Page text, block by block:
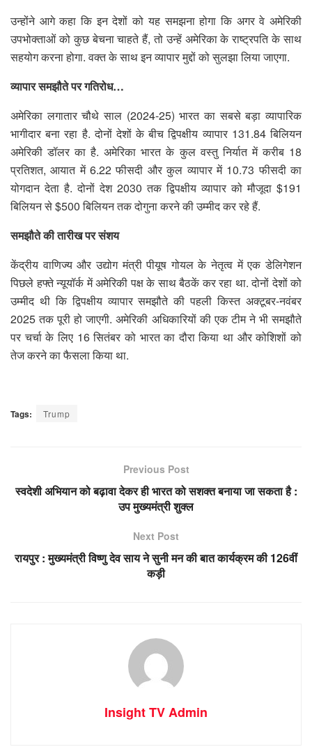
उन्होंने आगे कहा कि इन देशों को यह समझना होगा कि अगर वे अमेरिकी
उपभोक्ताओं को कुछ बेचना चाहते हैं, तो उन्हें अमेरिका के राष्ट्रपति के साथ
सहयोग करना होगा. वक्त के साथ इन व्यापार मुद्दों को सुलझा लिया जाएगा.
व्यापार समझौते पर गतिरोध…
अमेरिका लगातार चौथे साल (2024-25) भारत का सबसे बड़ा व्यापारिक
भागीदार बना रहा है. दोनों देशों के बीच द्विपक्षीय व्यापार 131.84 बिलियन
अमेरिकी डॉलर का है. अमेरिका भारत के कुल वस्तु निर्यात में करीब 18
प्रतिशत, आयात में 6.22 फीसदी और कुल व्यापार में 10.73 फीसदी का
योगदान देता है. दोनों देश 2030 तक द्विपक्षीय व्यापार को मौजूदा $191
बिलियन से $500 बिलियन तक दोगुना करने की उम्मीद कर रहे हैं.
समझौते की तारीख पर संशय
केंद्रीय वाणिज्य और उद्योग मंत्री पीयूष गोयल के नेतृत्व में एक डेलिगेशन
पिछले हफ्ते न्यूयॉर्क में अमेरिकी पक्ष के साथ बैठकें कर रहा था. दोनों देशों को
उम्मीद थी कि द्विपक्षीय व्यापार समझौते की पहली किस्त अक्टूबर-नवंबर
2025 तक पूरी हो जाएगी. अमेरिकी अधिकारियों की एक टीम ने भी समझौते
पर चर्चा के लिए 16 सितंबर को भारत का दौरा किया था और कोशिशों को
तेज करने का फैसला किया था.
Tags: Trump
Previous Post
स्वदेशी अभियान को बढ़ावा देकर ही भारत को सशक्त बनाया जा सकता है :
उप मुख्यमंत्री शुक्ल
Next Post
रायपुर : मुख्यमंत्री विष्णु देव साय ने सुनी मन की बात कार्यक्रम की 126वीं
कड़ी
Insight TV Admin